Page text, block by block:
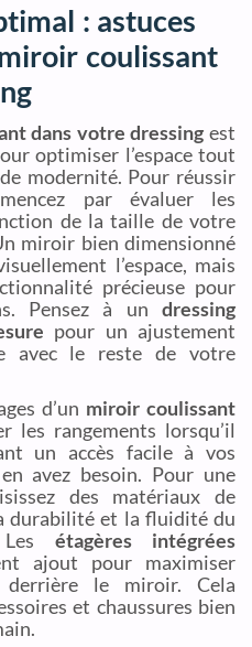
: astuces
coulissant
dans votre dressing est
optimiser l’espace tout
modernité. Pour réussir
par évaluer les
de la taille de votre
miroir bien dimensionné
l’espace, mais
précieuse pour
Pensez à un dressing
pour un ajustement
avec le reste de votre
d’un miroir coulissant
les rangements lorsqu’il
un accès facile à vos
avez besoin. Pour une
des matériaux de
durabilité et la fluidité du
Les étagères intégrées
ajout pour maximiser
derrière le miroir. Cela
et chaussures bien